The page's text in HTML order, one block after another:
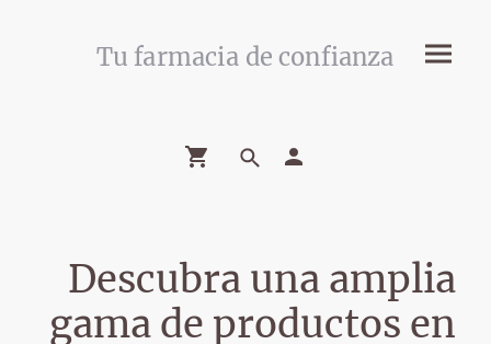
Tu farmacia de confianza
Descubra una amplia
gama de productos en